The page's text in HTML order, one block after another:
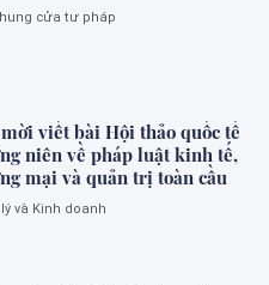
cửa tư pháp
viết bài Hội thảo quốc tế
niên về pháp luật kinh tế,
mại và quản trị toàn cầu
và Kinh doanh